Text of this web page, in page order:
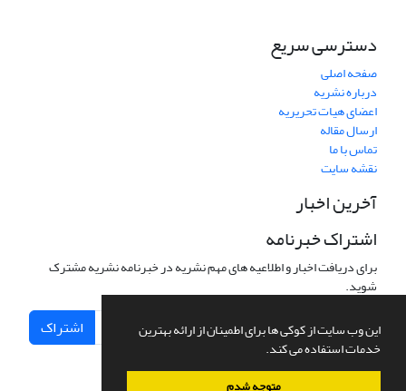
این وب سایت از کوکی ها برای اطمینان از ارائه بهترین
خدمات استفاده می کند.
متوجه شدم
دسترسی سریع
صفحه اصلی
درباره نشریه
اعضای هیات تحریریه
ارسال مقاله
تماس با ما
نقشه سایت
آخرین اخبار
اشتراک خبرنامه
برای دریافت اخبار و اطلاعیه های مهم نشریه در خبرنامه نشریه مشترک
شوید.
اشتراک